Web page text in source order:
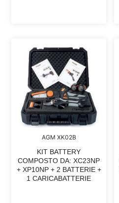
AGM XK02B
KIT BATTERY
COMPOSTO DA: XC23NP
+ XP10NP + 2 BATTERIE +
1 CARICABATTERIE